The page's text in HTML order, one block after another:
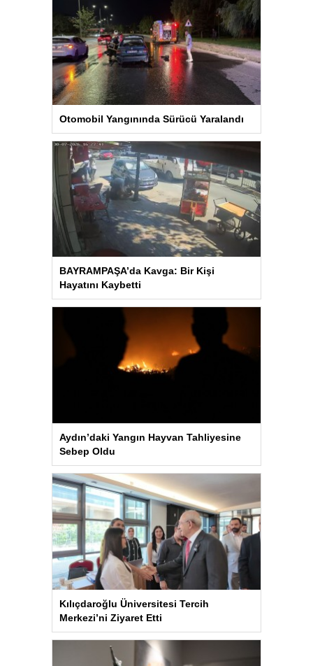
Otomobil Yangınında Sürücü Yaralandı
BAYRAMPAŞA’da Kavga: Bir Kişi
Hayatını Kaybetti
Aydın’daki Yangın Hayvan Tahliyesine
Sebep Oldu
Kılıçdaroğlu Üniversitesi Tercih
Merkezi’ni Ziyaret Etti